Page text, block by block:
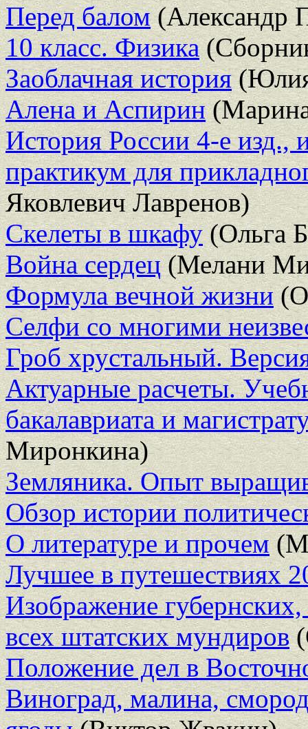
Перед балом(Александр
10 класс. Физика
Заоблачная история(Юлия
Алена и Аспирин(Марина
История России 4-е изд.,
практикум для
Яковлевич Лавренов)
Скелеты в шкафу(Ольга
Война сердец(Мелани
Формула вечной жизни
Селфи со многими
Гроб хрустальный.
Актуарные расчеты.
бакалавриата и
Миронкина)
Земляника. Опыт
Обзор истории
О литературе и прочем
Лучшее в путешествиях
Изображение
всех штатских мундиров
Положение дел в
Виноград, малина,